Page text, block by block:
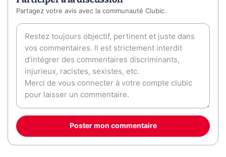
Partagez votre avis avec la communauté Clubic.
Poster mon commentaire